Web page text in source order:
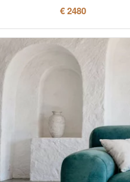
€ 2480